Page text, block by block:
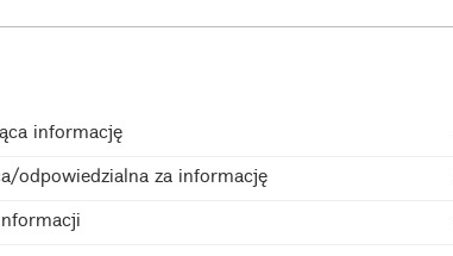
informację
odpowiedzialna za informację